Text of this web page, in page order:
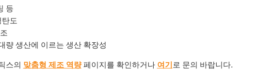
등
도
량 생산에 이르는 생산 확장성
스의 맞춤형 제조 역량페이지를 확인하거나 여기 로 문의 바랍니다.